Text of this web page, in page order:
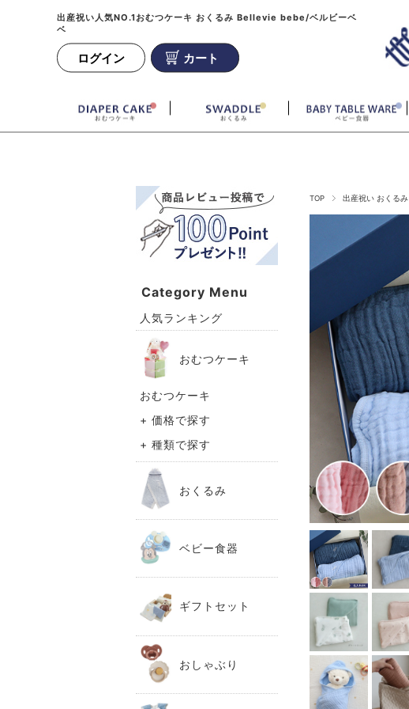
出産祝い人気NO.1おむつケーキ おくるみ Bellevie bebe/ベルビーベ
ベ
ログイン カート
TOP 出産祝い おくるみ
Category Menu
人気ランキング
おむつケーキ
おむつケーキ
+ 価格で探す
+ 種類で探す
おくるみ
ベビー食器
ギフトセット
おしゃぶり